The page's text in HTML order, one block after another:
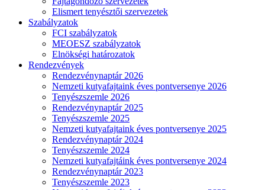
Elismert tenyésztői szervezetek
Szabályzatok
FCI szabályzatok
MEOESZ szabályzatok
Elnökségi határozatok
Rendezvények
Rendezvénynaptár 2026
Nemzeti kutyafajtaink éves pontversenye 2026
Tenyészszemle 2026
Rendezvénynaptár 2025
Tenyészszemle 2025
Nemzeti kutyafajtaink éves pontversenye 2025
Rendezvénynaptár 2024
Tenyészszemle 2024
Nemzeti kutyafajtáink éves pontversenye 2024
Rendezvénynaptár 2023
Tenyészszemle 2023